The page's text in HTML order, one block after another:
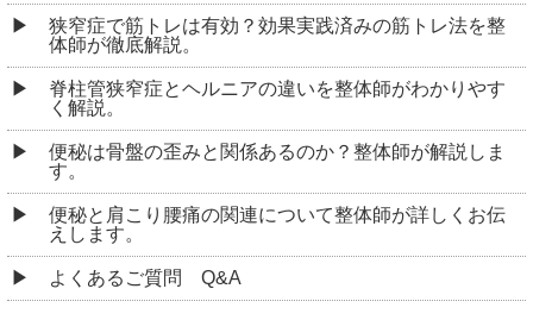
狭窄症で筋トレは有効？効果実践済みの筋トレ法を整
体師が徹底解説。
脊柱管狭窄症とヘルニアの違いを整体師がわかりやす
く解説。
便秘は骨盤の歪みと関係あるのか？整体師が解説しま
す。
便秘と肩こり腰痛の関連について整体師が詳しくお伝
えします。
よくあるご質問 Q&A